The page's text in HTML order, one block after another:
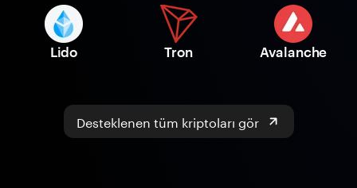
Lido Tron Avalanche
Desteklenen tüm kriptoları gör